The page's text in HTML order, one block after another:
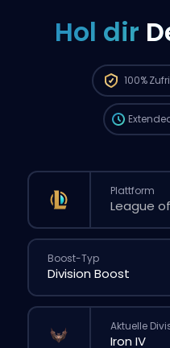
Hol dir
100%
Deine
die
Plattform
Boost-Typ
Aktuelle